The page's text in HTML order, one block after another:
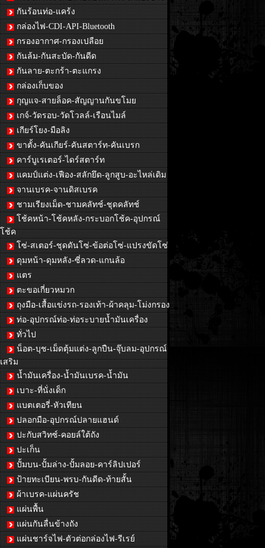
กันร้อนท่อ-แคร้ง
กล่องไฟ-CDI-API-Bluetooth
กรองอากาศ-กรองเปลือย
กันล้ม-กันสะบัด-กันดีด
กันลาย-ตะกร้า-ตะแกรง
กล่องเก็บของ
กุญแจ-สายล็อค-สัญญานกันขโมย
เกจ์-วัดรอบ-วัดโวลล์-เรือนไมล์
เกียร์โยง-มือลิง
ขาตั้ง-คันเกียร์-คันสตาร์ท-คันเบรก
คาร์บูเรเตอร์-ไดร์สตาร์ท
แคมป์แต่ง-เฟือง-สลักยึด-ลูกสูบ-อะไหล่เดิม
จานเบรค-จานดิสเบรค
ชามเรียงเม็ด-ชามคลัทช์-ชุดคลัทช์
โช้คหน้า-โช้คหลัง-กระบอกโช้ค-อุปกรณ์
โช้ค
โซ่-สเตอร์-ชุดดันโซ่-ข้อต่อโซ่-แปรงขัดโซ่
ดุมหน้า-ดุมหลัง-ซี่ลวด-แกนล้อ
แตร
ตะขอเกี่ยวหมวก
ถุงมือ-เสื้อแข่งรถ-รองเท้า-ผ้าคลุม-โม่งกรอง
ท่อ-อุปกรณ์ท่อ-ท่อระบายน้ำมันเครื่อง
ทั่วไป
น็อต-บุช-เม็ดตุ้มแต่ง-ลูกปืน-จุ๊บลม-อุปกรณ์
เสริม
น้ำมันเครื่อง-น้ำมันเบรค-น้ำมัน
เบาะ-ที่นั่งเด็ก
แบตเตอรี่-หัวเทียน
ปลอกมือ-อุปกรณ์ปลายแฮนด์
ปะกับสวิทซ์-คอยล์ใต้ถัง
ปะเก็น
ปั้มบน-ปั้มล่าง-ปั้มลอย-คาร์ลิปเปอร์
ป้ายทะเบียน-พรบ-กันดีด-ท้ายสั้น
ผ้าเบรค-แผ่นครัช
แผ่นพื้น
แผ่นกันลื่นข้างถัง
แผ่นชาร์จไฟ-ตัวต่อกล่องไฟ-รีเรย์